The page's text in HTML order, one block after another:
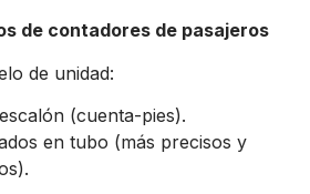
de contadores de pasajeros
de unidad:
(cuenta-pies).
en tubo (más precisos y